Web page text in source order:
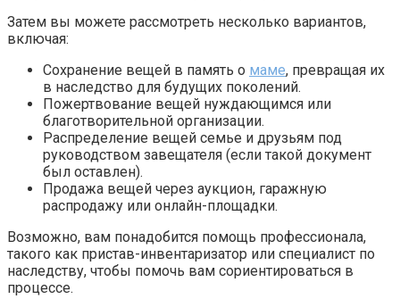
Затем вы можете рассмотреть несколько вариантов,
включая:
Сохранение вещей в память о маме, превращая их
в наследство для будущих поколений.
Пожертвование вещей нуждающимся или
благотворительной организации.
Распределение вещей семье и друзьям под
руководством завещателя (если такой документ
был оставлен).
Продажа вещей через аукцион, гаражную
распродажу или онлайн-площадки.
Возможно, вам понадобится помощь профессионала,
такого как пристав-инвентаризатор или специалист по
наследству, чтобы помочь вам сориентироваться в
процессе.